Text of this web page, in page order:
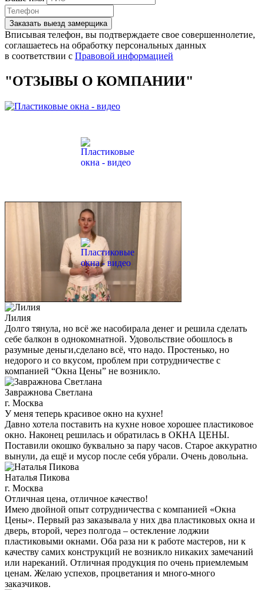
Заказать выезд замерщика
Вписывая телефон, вы подтверждаете свое совершеннолетие,
соглашаетесь на обработку персональных данных
в соответствии с Правовой информацией
"ОТЗЫВЫ О КОМПАНИИ"
Лилия
Долго тянула, но всё же насобирала денег и решила сделать
себе балкон в однокомнатной. Удовольствие обошлось в
разумные деньги,сделано всё, что надо. Простенько, но
недорого и со вкусом, проблем при сотрудничестве с
компанией “Окна Цены” не возникло.
Завражнова Светлана
г. Москва
У меня теперь красивое окно на кухне!
Давно хотела поставить на кухне новое хорошее пластиковое
окно. Наконец решилась и обратилась в ОКНА ЦЕНЫ.
Поставили окошко буквально за пару часов. Старое аккуратно
вынули, да ещё и мусор после себя убрали. Очень довольна.
Наталья Пикова
г. Москва
Отличная цена, отличное качество!
Имею двойной опыт сотрудничества с компанией «Окна
Цены». Первый раз заказывала у них два пластиковых окна и
дверь, второй, через полгода – остекление лоджии
пластиковыми окнами. Оба раза ни к работе мастеров, ни к
качеству самих конструкций не возникло никаких замечаний
или нареканий. Отличная продукция по очень приемлемым
ценам. Желаю успехов, процветания и много-много
заказчиков.